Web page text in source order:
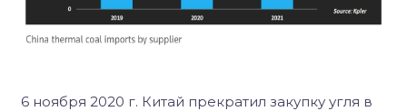
6 ноября 2020 г. Китай прекратил закупку угля в